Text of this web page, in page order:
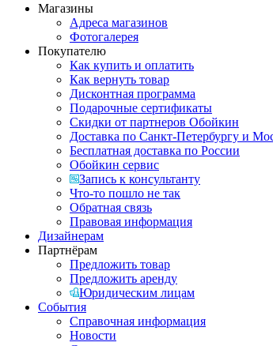
Магазины
Адреса магазинов
Фотогалерея
Покупателю
Как купить и оплатить
Как вернуть товар
Дисконтная программа
Подарочные сертификаты
Скидки от партнеров Обойкин
Доставка по Санкт-Петербургу и
Бесплатная доставка по России
Обойкин сервис
Запись к консультанту
Что-то пошло не так
Обратная связь
Правовая информация
Дизайнерам
Партнёрам
Предложить товар
Предложить аренду
Юридическим лицам
События
Справочная информация
Новости